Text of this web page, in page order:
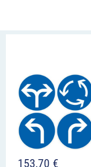
153,70 €